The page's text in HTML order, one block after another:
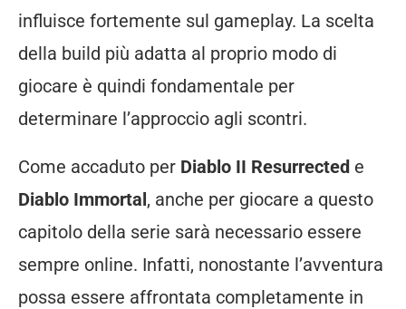
influisce fortemente sul gameplay. La scelta
della build più adatta al proprio modo di
giocare è quindi fondamentale per
determinare l’approccio agli scontri.
Come accaduto per Diablo II Resurrected e
Diablo Immortal, anche per giocare a questo
capitolo della serie sarà necessario essere
sempre online. Infatti, nonostante l’avventura
possa essere affrontata completamente in